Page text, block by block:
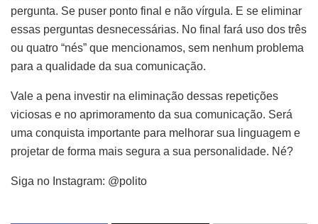
pergunta. Se puser ponto final e não vírgula. E se eliminar
essas perguntas desnecessárias. No final fará uso dos três
ou quatro “nés” que mencionamos, sem nenhum problema
para a qualidade da sua comunicação.
Vale a pena investir na eliminação dessas repetições
viciosas e no aprimoramento da sua comunicação. Será
uma conquista importante para melhorar sua linguagem e
projetar de forma mais segura a sua personalidade. Né?
Siga no Instagram: @polito